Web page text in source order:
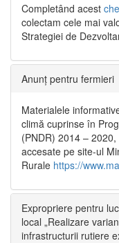
Completând acest
colectam cele mai
Strategiei de
Anunț pentru fermieri
Materialele
climă cuprinse în
(PNDR) 2014 –
accesate pe site-ul
Rurale https://
Expropriere pentru
local „Realizare
infrastructurii rutiere